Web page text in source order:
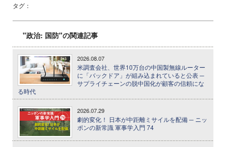
タグ：
"政治: 国防"の関連記事
2026.08.07
米調査会社、世界10万台の中国製無線ルーター
に「バックドア」が組み込まれていると公表 ─
サプライチェーンの脱中国化が顧客の信頼にな
る時代
2026.07.29
劇的変化！ 日本が中距離ミサイルを配備 ─ ニッ
ポンの新常識 軍事学入門 74